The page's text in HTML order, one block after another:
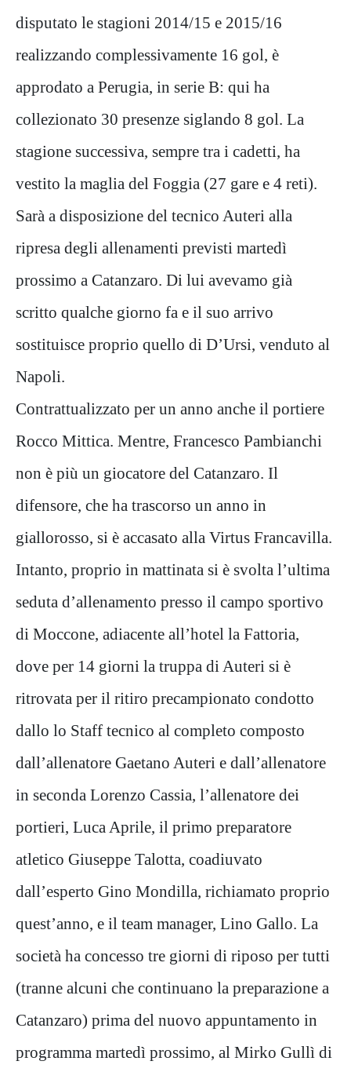
disputato le stagioni 2014/15 e 2015/16
realizzando complessivamente 16 gol, è
approdato a Perugia, in serie B: qui ha
collezionato 30 presenze siglando 8 gol. La
stagione successiva, sempre tra i cadetti, ha
vestito la maglia del Foggia (27 gare e 4 reti).
Sarà a disposizione del tecnico Auteri alla
ripresa degli allenamenti previsti martedì
prossimo a Catanzaro. Di lui avevamo già
scritto qualche giorno fa e il suo arrivo
sostituisce proprio quello di D’Ursi, venduto al
Napoli.
Contrattualizzato per un anno anche il portiere
Rocco Mittica. Mentre, Francesco Pambianchi
non è più un giocatore del Catanzaro. Il
difensore, che ha trascorso un anno in
giallorosso, si è accasato alla Virtus Francavilla.
Intanto, proprio in mattinata si è svolta l’ultima
seduta d’allenamento presso il campo sportivo
di Moccone, adiacente all’hotel la Fattoria,
dove per 14 giorni la truppa di Auteri si è
ritrovata per il ritiro precampionato condotto
dallo lo Staff tecnico al completo composto
dall’allenatore Gaetano Auteri e dall’allenatore
in seconda Lorenzo Cassia, l’allenatore dei
portieri, Luca Aprile, il primo preparatore
atletico Giuseppe Talotta, coadiuvato
dall’esperto Gino Mondilla, richiamato proprio
quest’anno, e il team manager, Lino Gallo. La
società ha concesso tre giorni di riposo per tutti
(tranne alcuni che continuano la preparazione a
Catanzaro) prima del nuovo appuntamento in
programma martedì prossimo, al Mirko Gullì di